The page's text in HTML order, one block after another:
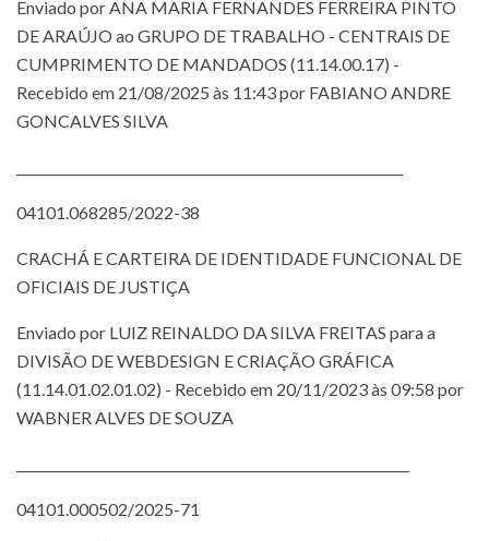
Enviado por ANA MARIA FERNANDES FERREIRA PINTO
DE ARAÚJO ao GRUPO DE TRABALHO - CENTRAIS DE
CUMPRIMENTO DE MANDADOS (11.14.00.17) -
Recebido em 21/08/2025 às 11:43 por FABIANO ANDRE
GONCALVES SILVA
04101.068285/2022-38
CRACHÁ E CARTEIRA DE IDENTIDADE FUNCIONAL DE
OFICIAIS DE JUSTIÇA
Enviado por LUIZ REINALDO DA SILVA FREITAS para a
DIVISÃO DE WEBDESIGN E CRIAÇÃO GRÁFICA
(11.14.01.02.01.02) - Recebido em 20/11/2023 às 09:58 por
WABNER ALVES DE SOUZA
04101.000502/2025-71